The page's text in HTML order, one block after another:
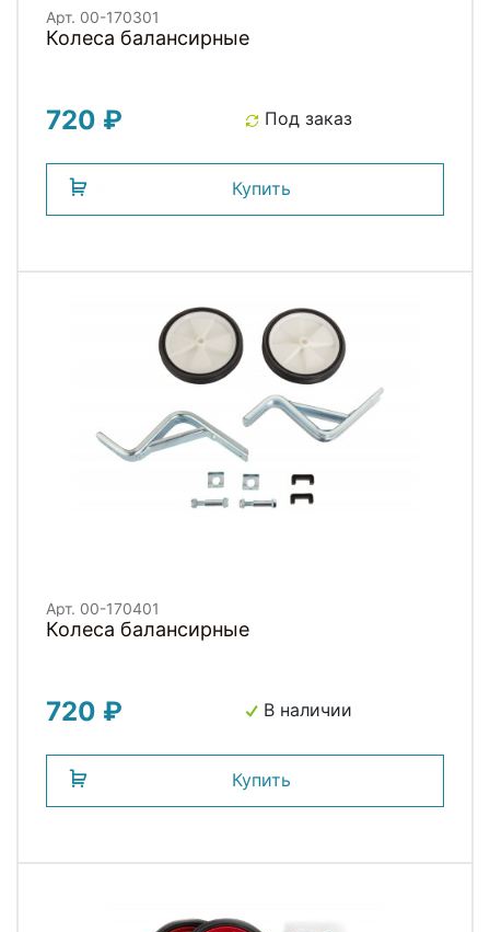
Арт. 00-170301
Колеса балансирные
720 ₽ Под заказ
Купить
Арт. 00-170401
Колеса балансирные
720 ₽ В наличии
Купить